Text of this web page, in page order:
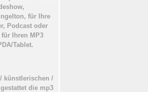
für Ihre
Podcast oder
Ihren MP3
Tablet.
künstlerischen /
die mp3